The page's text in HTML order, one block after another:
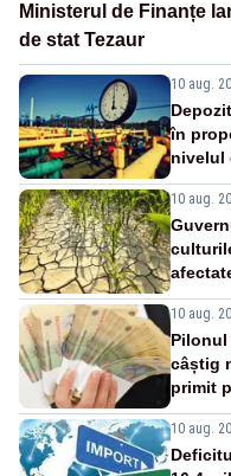
Ministerul de Finanțe
de stat Tezaur
10 aug.
în
nivelul
10 aug.
10 aug.
Pilonul
câștig
primit
10 aug.